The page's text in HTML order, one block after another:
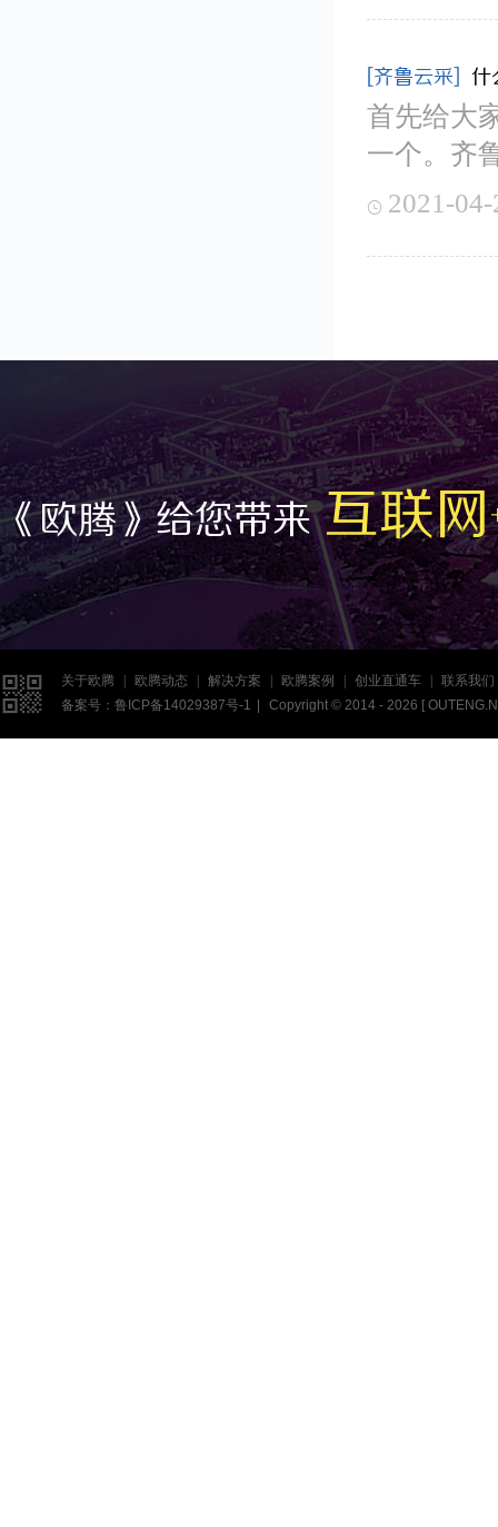
[齐鲁云采] 什
首先给大
一个。齐
 2021-
《欧腾》给您带来互联网
 关于欧腾 欧腾动态 解决方案 欧腾案例 创业直通车
联系我们
备案号： 鲁ICP备14029387号-1 Copyright © 2014 - 2026 [